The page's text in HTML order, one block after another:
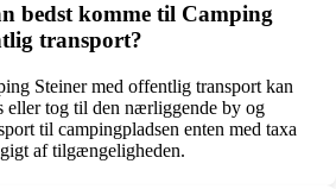
bedst komme til Camping
transport?
Steiner med offentlig transport kan
eller tog til den nærliggende by og
til campingpladsen enten med taxa
af tilgængeligheden.